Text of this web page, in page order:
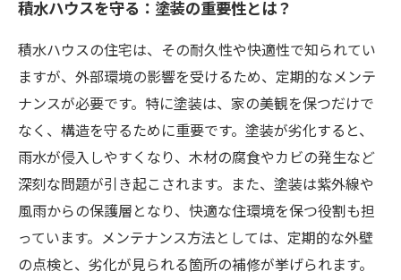
メンテナンスを怠るとどうなる？家が抱えるリ
スク
快適な住まいを長持ちさせるために：塗装の役
割と実践方法
積水ハウスを守る：塗装の重要性とは？
積水ハウスの住宅は、その耐久性や快適性で知られてい
ますが、外部環境の影響を受けるため、定期的なメンテ
ナンスが必要です。特に塗装は、家の美観を保つだけで
なく、構造を守るために重要です。塗装が劣化すると、
雨水が侵入しやすくなり、木材の腐食やカビの発生など
深刻な問題が引き起こされます。また、塗装は紫外線や
風雨からの保護層となり、快適な住環境を保つ役割も担
っています。メンテナンス方法としては、定期的な外壁
の点検と、劣化が見られる箇所の補修が挙げられます。